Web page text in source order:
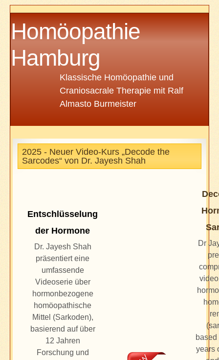
Homöopathie
Hamburg
Klassische Homöopathie und
Craniosacrale Therapie mit Ralf
Almasto Burmeister
2025 - Neuer Video-Kurs „Decode the
Sarcodes“ von Dr. Jayesh Shah
Entschlüsselung
der Hormone
Dr. Jayesh Shah
präsentiert eine
umfassende
Videoserie über
hormonbezogene
homöopathische
Mittel (Sarkoden),
basierend auf über
12 Jahren
Forschung und
Dr
years